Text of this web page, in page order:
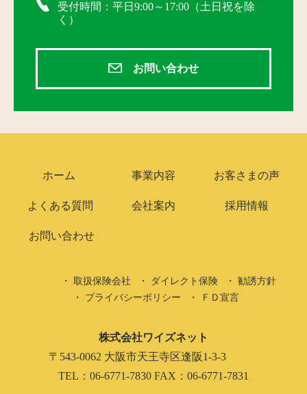
受付時間：平日9:00～17:00（土日祝を除
く）
お問い合わせ
ホーム 事業内容 お客さまの声
よくある質問 会社案内 採用情報
お問い合わせ
取扱保険会社 ダイレクト保険
勧誘方針
プライバシーポリシー
ＦＤ宣言
株式会社ワイズネット
〒543-0062 大阪市天王寺区逢阪1-3-3
TEL：06-6771-7830 FAX：06-6771-7831